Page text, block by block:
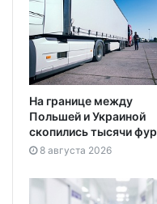
На границе между
Польшей и Украиной
скопились тысячи фур
8 августа 2026